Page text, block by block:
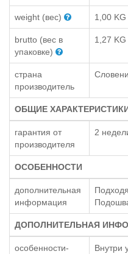
weight (вес) 1,00 KG
brutto (вес в
упаковке)
1,27 KG
страна
производитель
ОБЩИЕ
гарантия от
производителя
2
ОСОБЕННОСТИ
дополнительная
информация
ДОПОЛНИТЕЛЬНАЯ
особенности-
Внутри